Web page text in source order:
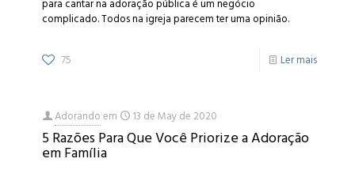
para cantar na adoração pública é um negócio
complicado. Todos na igreja parecem ter uma opinião.
75 Ler mais
Adorandoem 13 de May de 2020
5 Razões Para Que Você Priorize a Adoração
em Família